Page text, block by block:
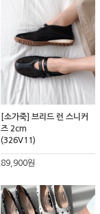
[소가죽] 브리드 런 스니커
즈 2cm
(326V11)
89,900원